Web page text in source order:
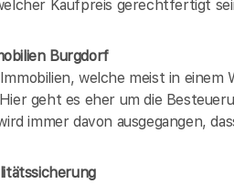
Kaufpreis gerechtfertigt
Burgdorf
welche meist in
geht es eher um die
immer davon ausgegangen,